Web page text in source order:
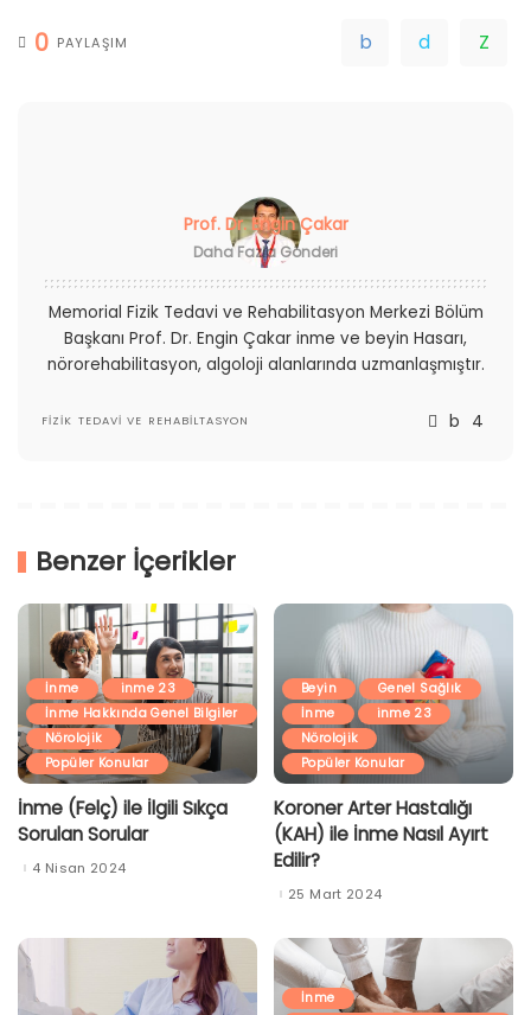
0 PAYLAŞIM
Prof. Dr. Engin Çakar
Daha Fazla Gönderi
Memorial Fizik Tedavi ve Rehabilitasyon Merkezi Bölüm
Başkanı Prof. Dr. Engin Çakar inme ve beyin Hasarı,
nörorehabilitasyon, algoloji alanlarında uzmanlaşmıştır.
FIZIK TEDAVI VE REHABILTASYON
Benzer İçerikler
İnme
inme 23
İnme Hakkında Genel Bilgiler
Nörolojik
Popüler Konular
İnme (Felç) ile İlgili Sıkça
Sorulan Sorular
4 Nisan 2024
Beyin
Genel Sağlık
İnme
inme 23
Nörolojik
Popüler Konular
Koroner Arter Hastalığı
(KAH) ile İnme Nasıl Ayırt
Edilir?
25 Mart 2024
İnme